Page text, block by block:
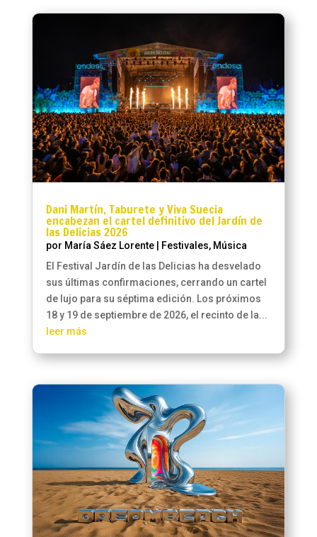
Dani Martín, Taburete y Viva Suecia
encabezan el cartel definitivo del Jardín de
las Delicias 2026
por María Sáez Lorente| Festivales, Música
El Festival Jardín de las Delicias ha desvelado
sus últimas confirmaciones, cerrando un cartel
de lujo para su séptima edición. Los próximos
18 y 19 de septiembre de 2026, el recinto de la...
leer más